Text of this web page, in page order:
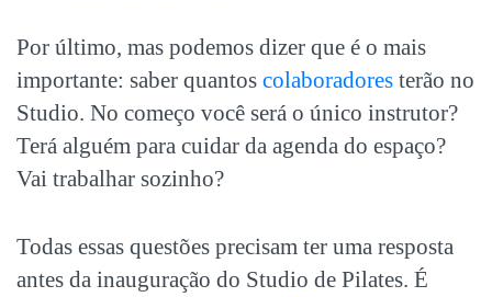
Por último, mas podemos dizer que é o mais
importante: saber quantos colaboradores terão no
Studio. No começo você será o único instrutor?
Terá alguém para cuidar da agenda do espaço?
Vai trabalhar sozinho?
Todas essas questões precisam ter uma resposta
antes da inauguração do Studio de Pilates. É